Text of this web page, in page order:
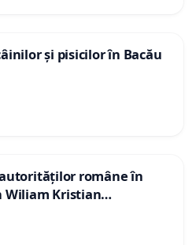
și pisicilor în Bacău
române în
Wiliam Kristian
în Danemarca de